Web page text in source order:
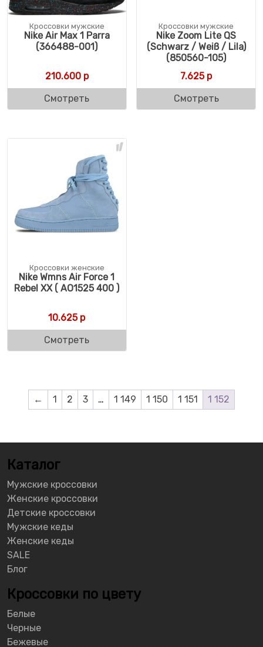
Кроссовки мужские
Nike Air Max 1 Parra
(366488-001)
210.600р
Смотреть
Кроссовки мужские
Nike Zoom Lite QS
(Schwarz / Weiß / Lila)
(850560-105)
7.625р
Смотреть
Кроссовки женские
Nike Wmns Air Force 1
Rebel XX ( AO1525 400 )
10.625р
Смотреть
← 1 2 3 … 1 149 1 150 1 151 1 152
Каталог
Мужские кроссовки
Женские кроссовки
Детские кроссовки
Мужские кеды
Женские кеды
SALE
Блог
Кроссовки по цвету
Белые
Черные
Бежевые